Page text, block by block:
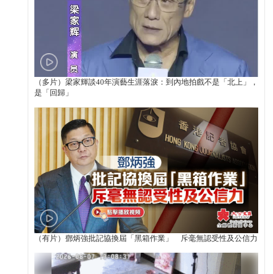
（多片）梁家輝談40年演藝生涯落淚：到內地拍戲不是「北上」，
是「回歸」
（有片）鄧炳強批記協換屆「黑箱作業」 斥毫無認受性及公信力